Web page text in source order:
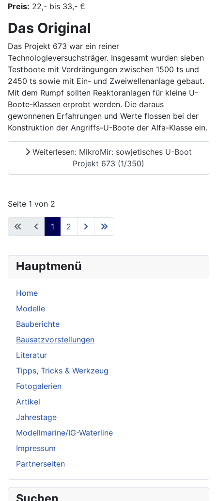
Hauptmenü
Home
Modelle
Bauberichte
Bausatzvorstellungen
Literatur
Tipps, Tricks & Werkzeug
Fotogalerien
Artikel
Jahrestage
Modellmarine/IG-Waterline
Impressum
Partnerseiten
Preis: 22,- bis 33,- €
Das Original
Das Projekt 673 war ein reiner
Technologieversuchsträger. Insgesamt wurden sieben
Testboote mit Verdrängungen zwischen 1500 ts und
2450 ts sowie mit Ein- und Zweiwellenanlage gebaut.
Mit dem Rumpf sollten Reaktoranlagen für kleine U-
Boote-Klassen erprobt werden. Die daraus
gewonnenen Erfahrungen und Werte flossen bei der
Konstruktion der Angriffs-U-Boote der Alfa-Klasse ein.
Weiterlesen: MikroMir: sowjetisches U-Boot
Projekt 673 (1/350)
Seite 1 von 2
1 2